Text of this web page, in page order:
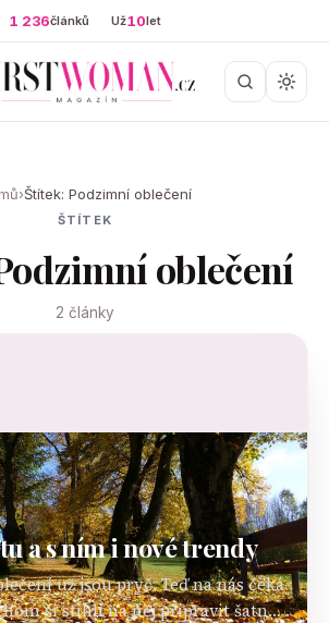
1 236článků Už10let
›Štítek: Podzimní oblečení
ŠTÍTEK
oblečení
2 články
a s ním i nové trendy
už jsou pryč. Teď na nás čeká
si stihli na něj připravit šatník